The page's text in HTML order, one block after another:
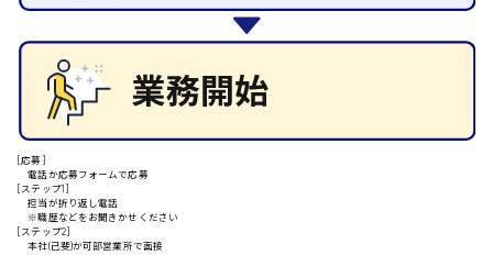
安芸太田町
安芸郡
[応募]
電話か応募フォームで応募
[ステップ1]
担当が折り返し電話
※職歴などをお聞きかせください
[ステップ2]
本社(己斐)か可部営業所で面接